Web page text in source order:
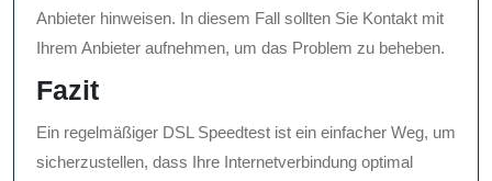
Anbieter hinweisen. In diesem Fall sollten Sie Kontakt mit
Ihrem Anbieter aufnehmen, um das Problem zu beheben.
Fazit
Ein regelmäßiger DSL Speedtest ist ein einfacher Weg, um
sicherzustellen, dass Ihre Internetverbindung optimal